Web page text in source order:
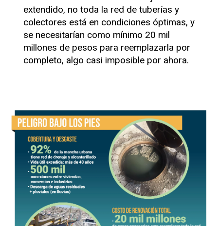
extendido, no toda la red de tuberías y
colectores está en condiciones óptimas, y
se necesitarían como mínimo 20 mil
millones de pesos para reemplazarla por
completo, algo casi imposible por ahora.